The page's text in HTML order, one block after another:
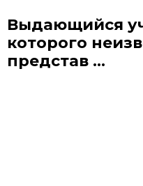
Выдающийся
которого
представ ...